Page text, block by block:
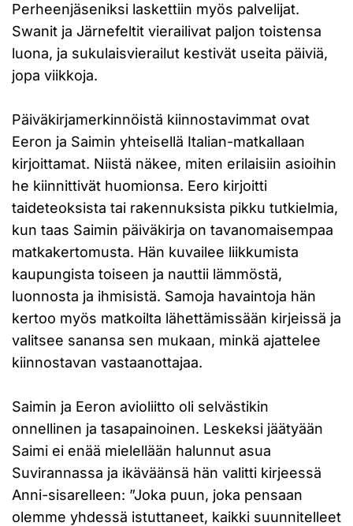
Perheenjäseniksi laskettiin myös palvelijat.
Swanit ja Järnefeltit vierailivat paljon toistensa
luona, ja sukulaisvierailut kestivät useita päiviä,
jopa viikkoja.
Päiväkirjamerkinnöistä kiinnostavimmat ovat
Eeron ja Saimin yhteisellä Italian-matkallaan
kirjoittamat. Niistä näkee, miten erilaisiin asioihin
he kiinnittivät huomionsa. Eero kirjoitti
taideteoksista tai rakennuksista pikku tutkielmia,
kun taas Saimin päiväkirja on tavanomaisempaa
matkakertomusta. Hän kuvailee liikkumista
kaupungista toiseen ja nauttii lämmöstä,
luonnosta ja ihmisistä. Samoja havaintoja hän
kertoo myös matkoilta lähettämissään kirjeissä ja
valitsee sanansa sen mukaan, minkä ajattelee
kiinnostavan vastaanottajaa.
Saimin ja Eeron avioliitto oli selvästikin
onnellinen ja tasapainoinen. Leskeksi jäätyään
Saimi ei enää mielellään halunnut asua
Suvirannassa ja ikäväänsä hän valitti kirjeessä
Anni-sisarelleen: ”Joka puun, joka pensaan
olemme yhdessä istuttaneet, kaikki suunnitelleet